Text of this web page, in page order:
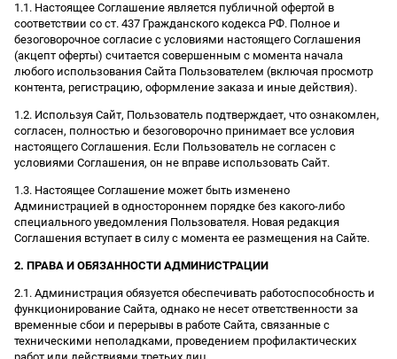
1.1. Настоящее Соглашение является публичной офертой в
соответствии со ст. 437 Гражданского кодекса РФ. Полное и
безоговорочное согласие с условиями настоящего Соглашения
(акцепт оферты) считается совершенным с момента начала
любого использования Сайта Пользователем (включая просмотр
контента, регистрацию, оформление заказа и иные действия).
1.2. Используя Сайт, Пользователь подтверждает, что ознакомлен,
согласен, полностью и безоговорочно принимает все условия
настоящего Соглашения. Если Пользователь не согласен с
условиями Соглашения, он не вправе использовать Сайт.
1.3. Настоящее Соглашение может быть изменено
Администрацией в одностороннем порядке без какого-либо
специального уведомления Пользователя. Новая редакция
Соглашения вступает в силу с момента ее размещения на Сайте.
2. ПРАВА И ОБЯЗАННОСТИ АДМИНИСТРАЦИИ
2.1. Администрация обязуется обеспечивать работоспособность и
функционирование Сайта, однако не несет ответственности за
временные сбои и перерывы в работе Сайта, связанные с
техническими неполадками, проведением профилактических